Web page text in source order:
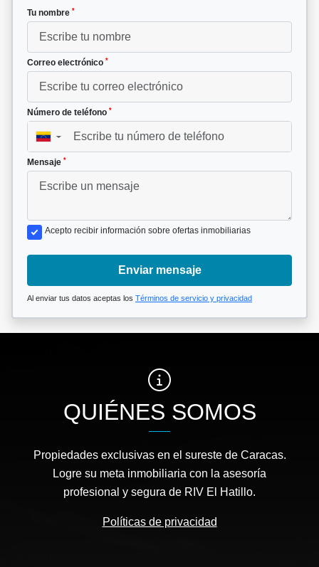
Tu nombre *
Correo electrónico *
Número de teléfono *
▼
Mensaje *
Acepto recibir información sobre ofertas inmobiliarias
Enviar mensaje
Al enviar tus datos aceptas los Términos de servicio y privacidad
QUIÉNES SOMOS
Propiedades exclusivas en el sureste de Caracas.
Logre su meta inmobiliaria con la asesoría
profesional y segura de RIV El Hatillo.
Políticas de privacidad